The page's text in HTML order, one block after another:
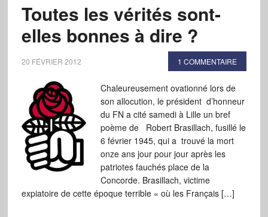
Toutes les vérités sont-
elles bonnes à dire ?
20 FÉVRIER 2012 1 COMMENTAIRE
Chaleureusement ovationné lors de
son allocution, le président d’honneur
du FN a cité samedi à Lille un bref
poème de Robert Brasillach, fusillé le
6 février 1945, qui a trouvé la mort
onze ans jour pour jour après les
patriotes fauchés place de la
Concorde. Brasillach, victime
expiatoire de cette époque terrible « où les Français […]